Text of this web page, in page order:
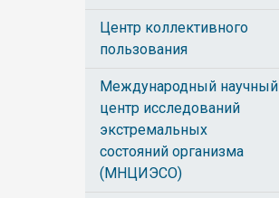
Центр коллективного
пользования
Международный научный
центр исследований
экстремальных
состояний организма
(МНЦИЭСО)